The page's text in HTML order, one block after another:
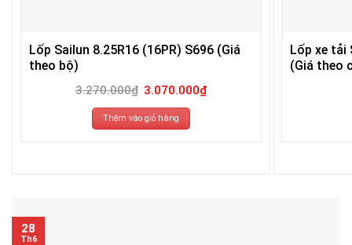
Lốp Sailun 8.25R16 (16PR) S696 (Giá
theo bộ)
3.270.000₫ Giá
gốc
là:
3.270.000₫.
3.070.000₫Giá
Thêm vào giỏ hàng
Lốp xe tải
(Giá theo
28
Th6